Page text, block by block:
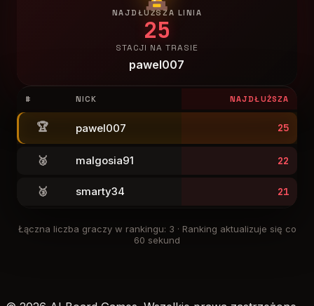
NAJDŁUŻSZA LINIA
25
STACJI NA TRASIE
pawel007
# NICK NAJDŁUŻSZA
🏆 pawel007 25
🥈 malgosia91 22
🥉 smarty34 21
Łączna liczba graczy w rankingu: 3 · Ranking aktualizuje się co
60 sekund